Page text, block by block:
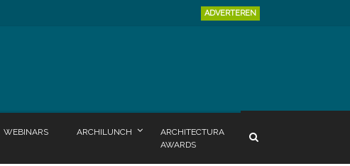
ADVERTEREN
WEBINARS ARCHILUNCH
ARCHITECTURA
AWARDS